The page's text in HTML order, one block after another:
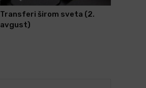
Transferi širom sveta (2.
avgust)